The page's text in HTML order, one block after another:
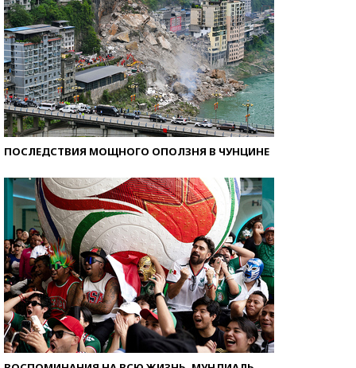
ПОСЛЕДСТВИЯ МОЩНОГО ОПОЛЗНЯ В ЧУНЦИНЕ